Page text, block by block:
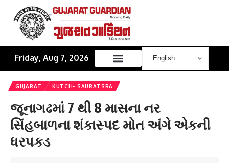
Friday, Aug 7, 2026
GUJARAT KUTCH- SAURATSRA
જૂનાગઢમાં 7 થી 8 માસના નર
સિંહબાળના શંકાસ્પદ મોત અંગે એકની
ધરપકડ